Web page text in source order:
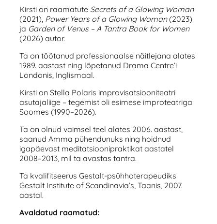
Kirsti on raamatute Secrets of a Glowing Woman
(2021), Power Years of a Glowing Woman(2023)
ja Garden of Venus – A Tantra Book for Women
(2026) autor.
Ta on töötanud professionaalse näitlejana alates
1989. aastast ning lõpetanud Drama Centre’i
Londonis, Inglismaal.
Kirsti on Stella Polaris improvisatsiooniteatri
asutajaliige – tegemist oli esimese improteatriga
Soomes (1990–2026).
Ta on olnud vaimsel teel alates 2006. aastast,
saanud Amma pühendunuks ning hoidnud
igapäevast meditatsioonipraktikat aastatel
2008–2013, mil ta avastas tantra.
Ta kvalifitseerus Gestalt-psühhoterapeudiks
Gestalt Institute of Scandinavia’s, Taanis, 2007.
aastal.
Avaldatud raamatud: